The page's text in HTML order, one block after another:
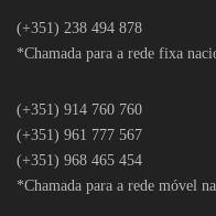
(+351) 238 494 878
*Chamada para a rede fixa
(+351) 914 760 760
(+351) 961 777 567
(+351) 968 465 454
*Chamada para a rede móvel